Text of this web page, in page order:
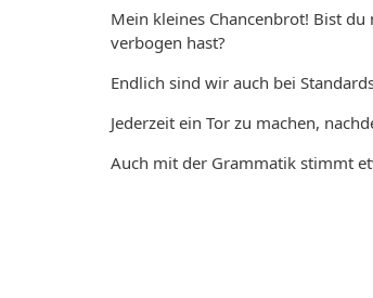
Mein kleines Chancenbrot! Bist
verbogen hast?
Endlich sind wir auch bei
Jederzeit ein Tor zu machen,
Auch mit der Grammatik stimmt